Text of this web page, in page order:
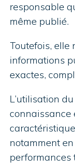
responsable
même publié.
Toutefois, elle
informations
exactes,
L’utilisation
connaissance
notamment
performances